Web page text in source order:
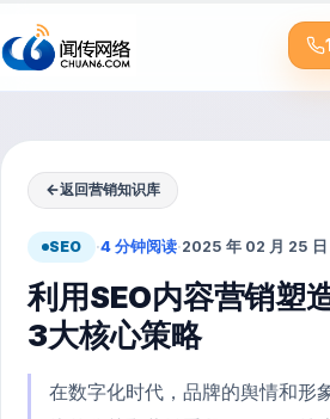
←返回营销知识库
SEO ·4 分钟阅读·2025 年 02 月 25 日
利用SEO内容营销塑
3大核心策略
在数字化时代，品牌的舆情和形